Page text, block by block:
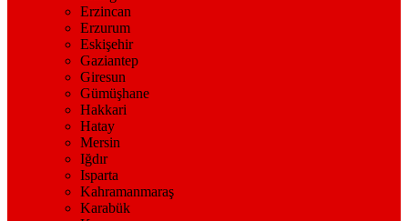
Erzincan
Erzurum
Eskişehir
Gaziantep
Giresun
Gümüşhane
Hakkari
Hatay
Mersin
Iğdır
Isparta
Kahramanmaraş
Karabük